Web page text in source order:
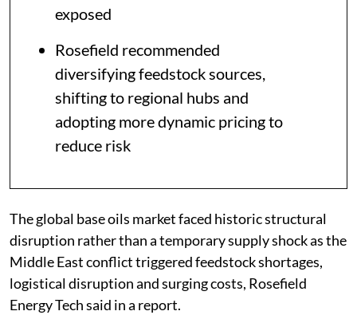
exposed
Rosefield recommended
diversifying feedstock sources,
shifting to regional hubs and
adopting more dynamic pricing to
reduce risk
The global base oils market faced historic structural
disruption rather than a temporary supply shock as the
Middle East conflict triggered feedstock shortages,
logistical disruption and surging costs, Rosefield
Energy Tech said in a report.